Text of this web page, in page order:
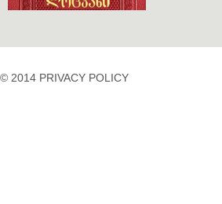
© 2014 PRIVACY POLICY